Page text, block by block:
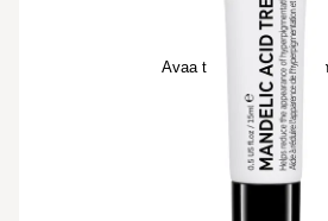
Avaa tuotekuva